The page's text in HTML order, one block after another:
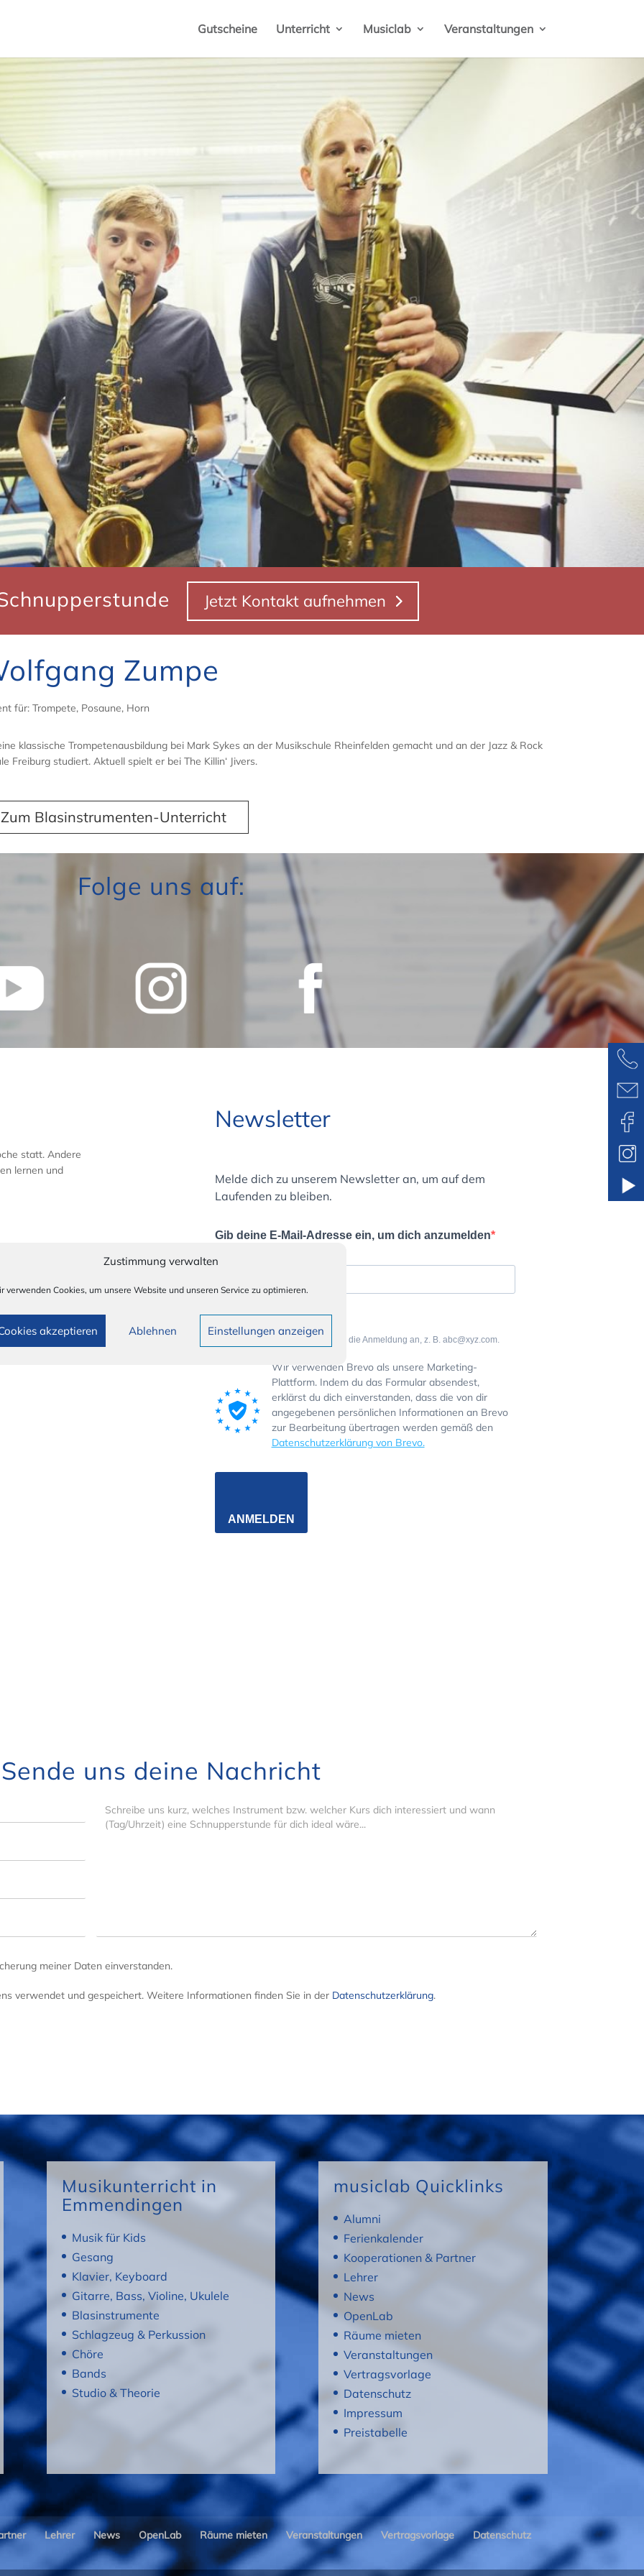
Zustimmung verwalten
verwenden Cookies, um unsere Website und unseren Service zu optimieren.
akzeptieren Ablehnen Einstellungen anzeigen
Gutscheine Unterricht Musiclab Veranstaltungen
Jetzt Kontakt aufnehmen
Zumpe
für: Trompete, Posaune, Horn
klassische Trompetenausbildung bei Mark Sykes an der Musikschule Rheinfelden gemacht und an der Jazz & Rock
Freiburg studiert. Aktuell spielt er bei The Killin‘ Jivers.
Zum Blasinstrumenten-Unterricht
Folge uns auf:
statt. Andere
lernen und
Newsletter
Melde dich zu unserem Newsletter an, um auf dem
Laufenden zu bleiben.
Gib deine E-Mail-Adresse ein, um dich anzumelden
Gib bitte deine E-Mail-Adresse für die Anmeldung an, z. B. abc@xyz.com.
Wir verwenden Brevo als unsere Marketing-
Plattform. Indem du das Formular absendest,
erklärst du dich einverstanden, dass die von dir
angegebenen persönlichen Informationen an Brevo
zur Bearbeitung übertragen werden gemäß den
Datenschutzerklärung von Brevo.
ANMELDEN
Sende uns deine Nachricht
Nachricht
meiner Daten einverstanden.
verwendet und gespeichert. Weitere Informationen finden Sie in der Datenschutzerklärung.
Musikunterricht in
Emmendingen
Musik für Kids
Gesang
Klavier, Keyboard
Gitarre, Bass, Violine, Ukulele
Blasinstrumente
Schlagzeug & Perkussion
Chöre
Bands
Studio & Theorie
musiclab Quicklinks
Alumni
Ferienkalender
Kooperationen & Partner
Lehrer
News
OpenLab
Räume mieten
Veranstaltungen
Vertragsvorlage
Datenschutz
Impressum
Preistabelle
Lehrer News OpenLab Räume mieten Veranstaltungen Vertragsvorlage Datenschutz